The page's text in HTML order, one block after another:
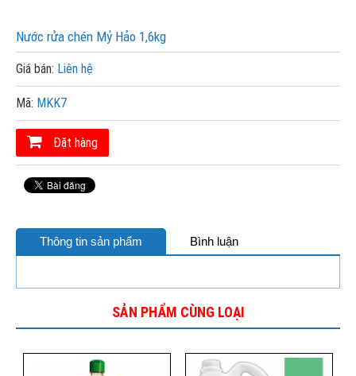
Nước rửa chén Mỷ Hảo 1,6kg
Giá bán: Liên hệ
Mã: MKK7
Đặt hàng
Thông tin sản phẩm Bình luận
SẢN PHẨM CÙNG LOẠI